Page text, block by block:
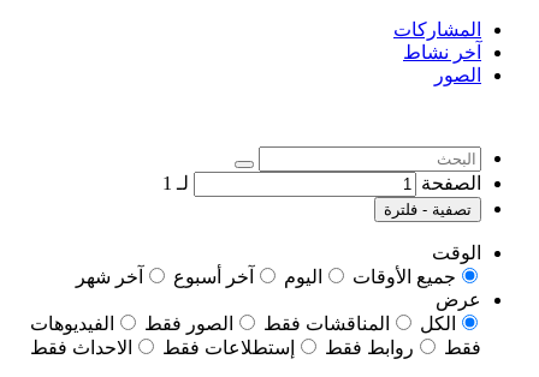
المشاركات
آخر نشاط
الصور
الصفحة لـ 1
تصفية - فلترة
الوقت
جميع الأوقات
اليوم آخر أسبوع
آخر شهر
عرض
الكل
المناقشات فقط الصور فقط
الفيديوهات
فقط
روابط فقط إستطلاعات فقط الاحداث فقط